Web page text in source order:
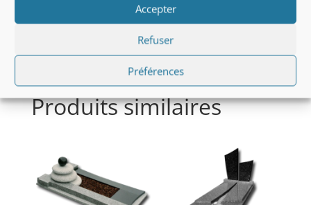
Accepter
Refuser
Préférences
offrandes des proches. A l’arrière, la stèle
spirituel des âmes et du repos éternel.
Produits similaires